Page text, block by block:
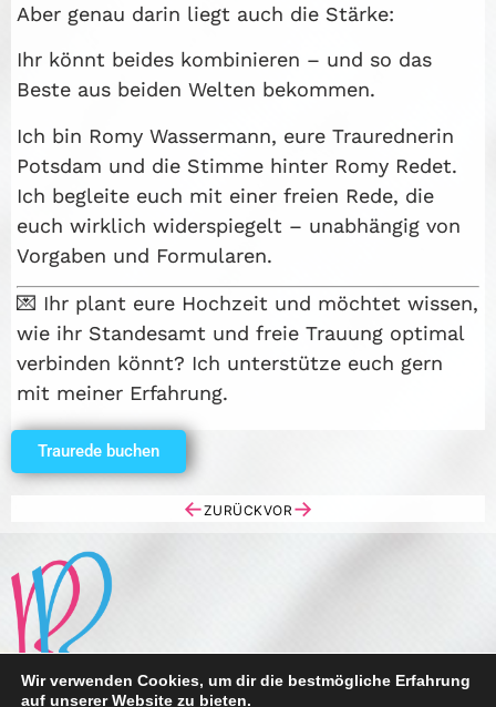
Aber genau darin liegt auch die Stärke:
Ihr könnt beides kombinieren – und so das
Beste aus beiden Welten bekommen.
Ich bin Romy Wassermann, eure Traurednerin
Potsdam und die Stimme hinter Romy Redet.
Ich begleite euch mit einer freien Rede, die
euch wirklich widerspiegelt – unabhängig von
Vorgaben und Formularen.
💌 Ihr plant eure Hochzeit und möchtet wissen,
wie ihr Standesamt und freie Trauung optimal
verbinden könnt? Ich unterstütze euch gern
mit meiner Erfahrung.
Traurede buchen
←ZURÜCK →
VOR
Wir verwenden Cookies, um dir die bestmögliche Erfahrung
auf unserer Website zu bieten.